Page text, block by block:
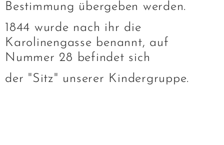
Bestimmung übergeben werden.
1844 wurde nach ihr die
Karolinengasse benannt, auf
Nummer 28 befindet sich
der "Sitz" unserer Kindergruppe.